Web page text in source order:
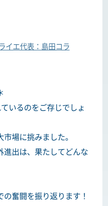
イエ代表：島田コラ
いるのをご存じでしょ
場に挑みました。
進出は、果たしてどんな
奮闘を振り返ります！